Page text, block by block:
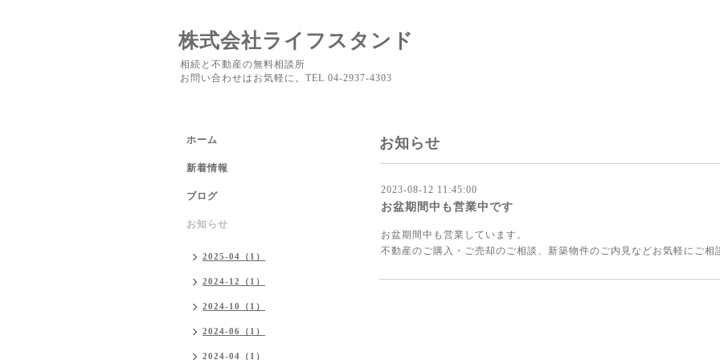
株式会社ライフスタンド
相続と不動産の無料相談所
お問い合わせはお気軽に。TEL 04-2937-4303
お知らせ
2023-08-12 11:45:00
お盆期間中も営業中です
お盆期間中も営業しています。
不動産のご購入・ご売却のご相談、新築物件のご内見などお気軽にご相
ホーム
新着情報
ブログ
お知らせ
2025-04（1）
2024-12（1）
2024-10（1）
2024-06（1）
2024-04（1）